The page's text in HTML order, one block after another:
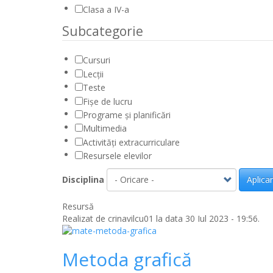
Clasa a IV-a
Subcategorie
Cursuri
Lecții
Teste
Fișe de lucru
Programe și planificări
Multimedia
Activități extracurriculare
Resursele elevilor
Disciplina
Resursă
Realizat de crinavilcu01 la data 30 Iul 2023 - 19:56.
Metoda grafică